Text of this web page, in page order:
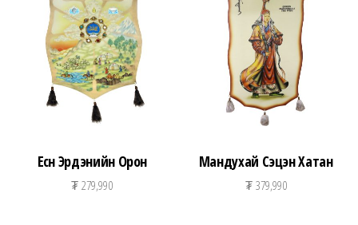
Есөн Эрдэнийн Орон
₮279,990
Мандухай Сэцэн Хатан
₮379,990